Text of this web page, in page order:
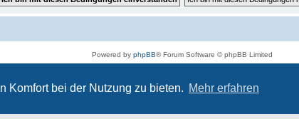
Komfort bei der Nutzung zu bieten. Mehr erfahren
Powered by phpBB® Forum Software © phpBB Limited